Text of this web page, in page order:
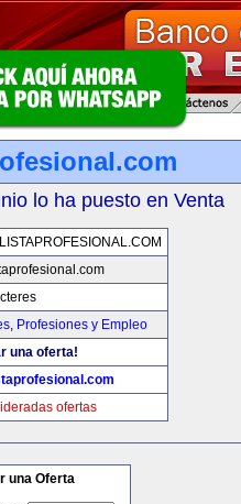
lo ha puesto en Venta
, Profesiones y Empleo
una oferta!
ofertas
una Oferta